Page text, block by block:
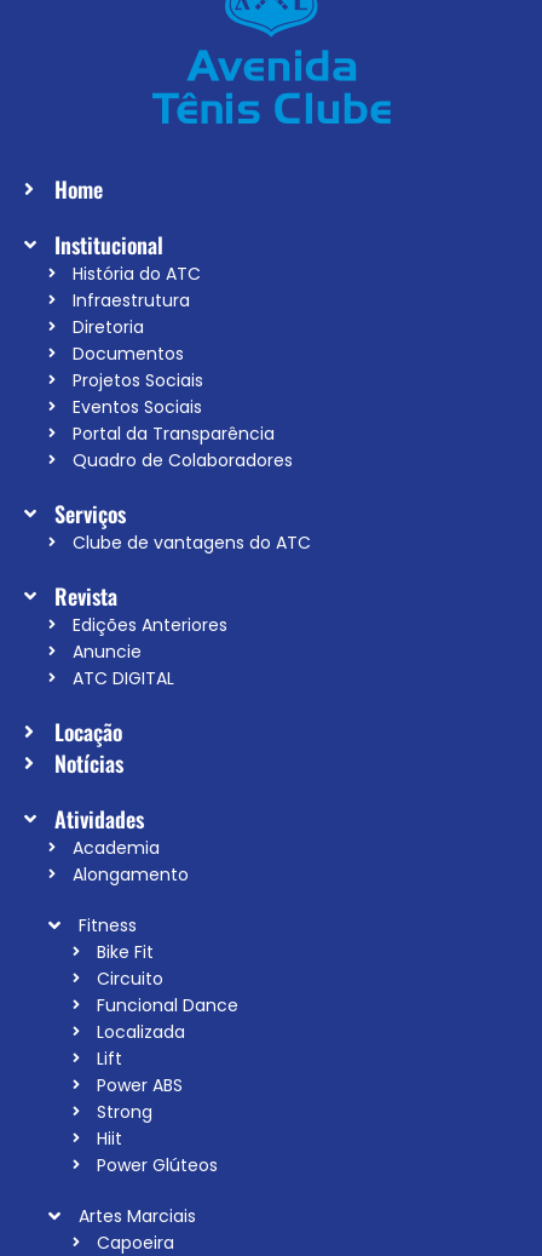
Home
Institucional
História do ATC
Infraestrutura
Diretoria
Documentos
Projetos Sociais
Eventos Sociais
Portal da Transparência
Quadro de Colaboradores
Serviços
Clube de vantagens do ATC
Revista
Edições Anteriores
Anuncie
ATC DIGITAL
Locação
Notícias
Atividades
Academia
Alongamento
Fitness
Bike Fit
Circuito
Funcional Dance
Localizada
Lift
Power ABS
Strong
Hiit
Power Glúteos
Artes Marciais
Capoeira